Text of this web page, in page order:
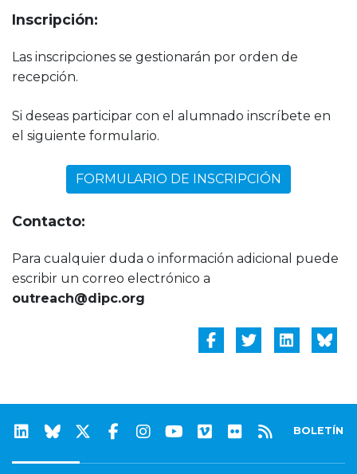
Inscripción:
Las inscripciones se gestionarán por orden de
recepción.
Si deseas participar con el alumnado inscríbete en
el siguiente formulario.
FORMULARIO DE INSCRIPCIÓN
Contacto:
Para cualquier duda o información adicional puede
escribir un correo electrónico a
outreach@dipc.org
BOLETÍN